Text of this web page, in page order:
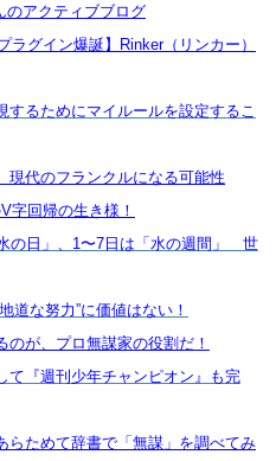
のアクティブブログ
ラグイン爆誕】Rinker（リンカー）
るためにマイルールを設定するこ
現代のフランクルになる可能性
回帰の生き様！
の日」、1〜7日は「水の週間」 世
な努力”に価値はない！
のが、プロ無謀家の役割だ！
『週刊少年チャンピオン』も完
らためて辞書で「無謀」を調べてみ